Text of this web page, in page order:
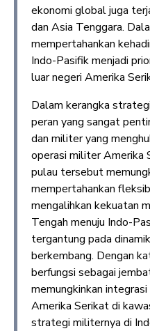
ekonomi global juga
dan Asia Tenggara.
mempertahankan
Indo-Pasifik menjadi
luar negeri Amerika
Dalam kerangka
peran yang sangat
dan militer yang
operasi militer Amerika
pulau tersebut
mempertahankan
mengalihkan kekuatan
Tengah menuju Indo-
tergantung pada
berkembang. Dengan
berfungsi sebagai
memungkinkan
Amerika Serikat di
strategi militernya di